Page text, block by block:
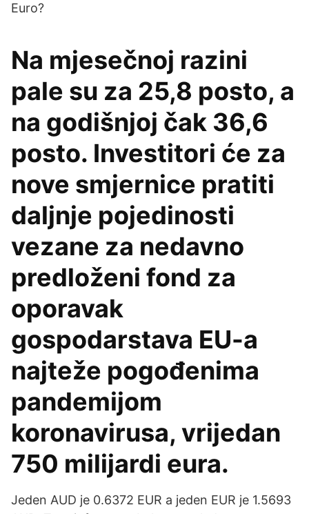
Euro?
Na mjesečnoj razini
pale su za 25,8 posto, a
na godišnjoj čak 36,6
posto. Investitori će za
nove smjernice pratiti
daljnje pojedinosti
vezane za nedavno
predloženi fond za
oporavak
gospodarstava EU-a
najteže pogođenima
pandemijom
koronavirusa, vrijedan
750 milijardi eura.
Jeden AUD je 0.6372 EUR a jeden EUR je 1.5693